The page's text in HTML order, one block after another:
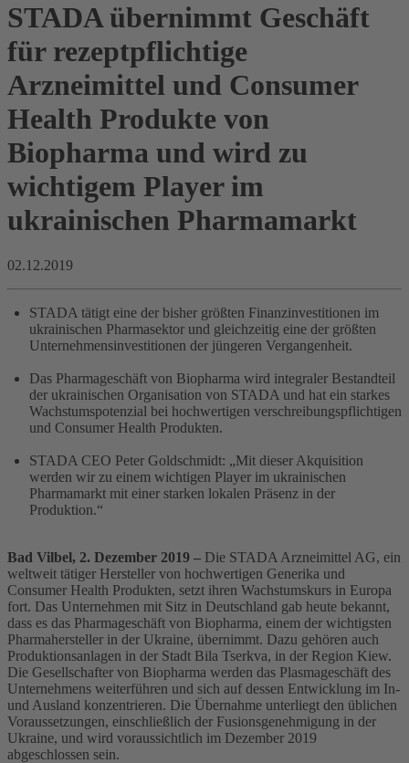
STADA übernimmt Geschäft
für rezeptpflichtige
Arzneimittel und Consumer
Health Produkte von
Biopharma und wird zu
wichtigem Player im
ukrainischen Pharmamarkt
02.12.2019
STADA tätigt eine der bisher größten Finanzinvestitionen im
ukrainischen Pharmasektor und gleichzeitig eine der größten
Unternehmensinvestitionen der jüngeren Vergangenheit.
Das Pharmageschäft von Biopharma wird integraler Bestandteil
der ukrainischen Organisation von STADA und hat ein starkes
Wachstumspotenzial bei hochwertigen verschreibungspflichtigen
und Consumer Health Produkten.
STADA CEO Peter Goldschmidt: „Mit dieser Akquisition
werden wir zu einem wichtigen Player im ukrainischen
Pharmamarkt mit einer starken lokalen Präsenz in der
Produktion.“
Bad Vilbel, 2. Dezember 2019 – Die STADA Arzneimittel AG, ein
weltweit tätiger Hersteller von hochwertigen Generika und
Consumer Health Produkten, setzt ihren Wachstumskurs in Europa
fort. Das Unternehmen mit Sitz in Deutschland gab heute bekannt,
dass es das Pharmageschäft von Biopharma, einem der wichtigsten
Pharmahersteller in der Ukraine, übernimmt. Dazu gehören auch
Produktionsanlagen in der Stadt Bila Tserkva, in der Region Kiew.
Die Gesellschafter von Biopharma werden das Plasmageschäft des
Unternehmens weiterführen und sich auf dessen Entwicklung im In-
und Ausland konzentrieren. Die Übernahme unterliegt den üblichen
Voraussetzungen, einschließlich der Fusionsgenehmigung in der
Ukraine, und wird voraussichtlich im Dezember 2019
abgeschlossen sein.